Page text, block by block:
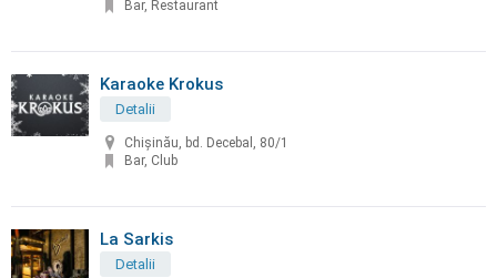
Bar, Restaurant
Karaoke Krokus
Detalii
Chişinău, bd. Decebal, 80/1
Bar, Club
La Sarkis
Detalii